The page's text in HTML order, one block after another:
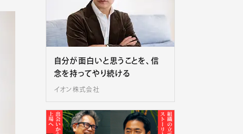
自分が面白いと思うことを、信
念を持ってやり続ける
イオン株式会社